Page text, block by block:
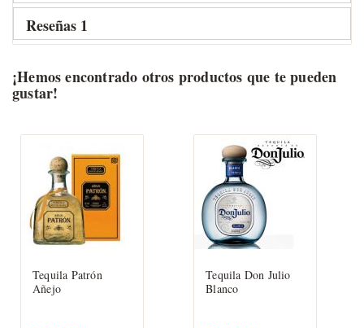
Reseñas 1
¡Hemos encontrado otros productos que te pueden
gustar!
Tequila Patrón
Añejo
Tequila Don Julio
Blanco